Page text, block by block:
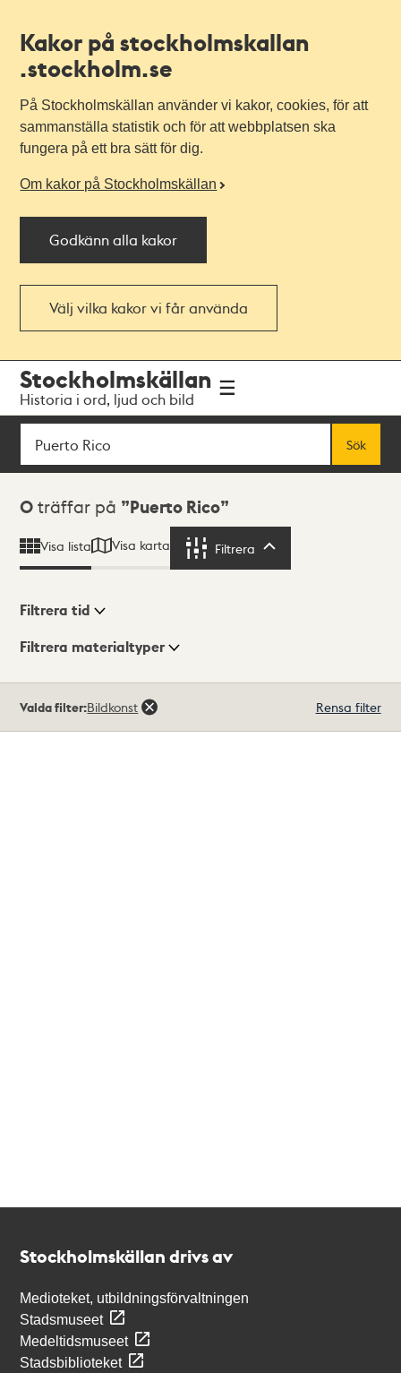
Kakor på stockholmskallan
.stockholm.se
På Stockholmskällan använder vi kakor, cookies, för att
sammanställa statistik och för att webbplatsen ska
fungera på ett bra sätt för dig.
Om kakor på Stockholmskällan
Godkänn alla kakor
Välj vilka kakor vi får använda
navigationen
huvudinnehållet
Stockholmskällan
Historia i ord, ljud och bild
Sök
Sök
Sökresultat
0 träffar på Puerto Rico
Visa lista Visa karta Filtrera
Visningsläge
Filtrera tid
Filtrera materialtyper
träffar
Valda filter:Bildkonst Rensa filter
Stockholmskällan drivs av
Medioteket, utbildningsförvaltningen
Stadsmuseet
Medeltidsmuseet
Stadsbiblioteket